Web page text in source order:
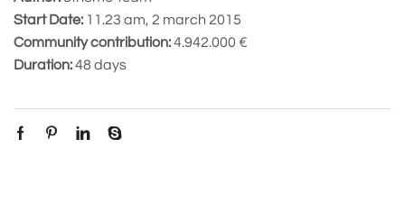
Start Date: 11.23 am, 2 march 2015
Community contribution:4.942.000 €
Duration:48 days